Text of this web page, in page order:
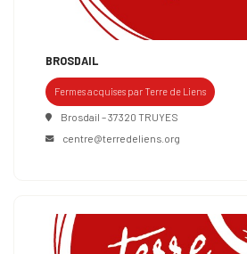
BROSDAIL
Fermes acquises par Terre de Liens
Brosdail – 37320 TRUYES
centre@terredeliens.org